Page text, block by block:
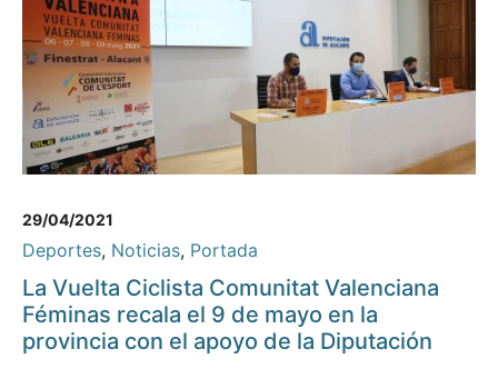
29/04/2021
Deportes, Noticias, Portada
La Vuelta Ciclista Comunitat Valenciana
Féminas recala el 9 de mayo en la
provincia con el apoyo de la Diputación